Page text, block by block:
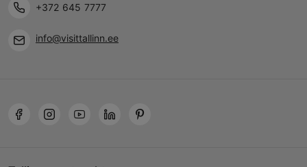
+372 645 7777
info@visittallinn.ee